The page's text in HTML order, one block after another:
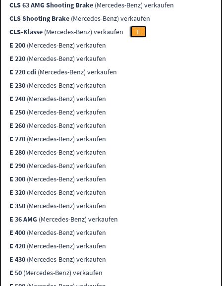
CLS 63 AMG Shooting Brake (Mercedes-Benz) verkaufen
CLS Shooting Brake (Mercedes-Benz) verkaufen
CLS-Klasse (Mercedes-Benz) verkaufen
E
E 200 (Mercedes-Benz) verkaufen
E 220 (Mercedes-Benz) verkaufen
E 220 cdi (Mercedes-Benz) verkaufen
E 230 (Mercedes-Benz) verkaufen
E 240 (Mercedes-Benz) verkaufen
E 250 (Mercedes-Benz) verkaufen
E 260 (Mercedes-Benz) verkaufen
E 270 (Mercedes-Benz) verkaufen
E 280 (Mercedes-Benz) verkaufen
E 290 (Mercedes-Benz) verkaufen
E 300 (Mercedes-Benz) verkaufen
E 320 (Mercedes-Benz) verkaufen
E 350 (Mercedes-Benz) verkaufen
E 36 AMG (Mercedes-Benz) verkaufen
E 400 (Mercedes-Benz) verkaufen
E 420 (Mercedes-Benz) verkaufen
E 430 (Mercedes-Benz) verkaufen
E 50 (Mercedes-Benz) verkaufen